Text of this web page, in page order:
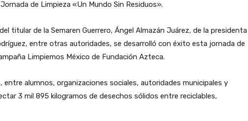
de Limpieza «Un Mundo Sin Residuos».
titular de la Semaren Guerrero, Ángel Almazán Juárez, de la presidenta
entre otras autoridades, se desarrolló con éxito esta jornada de
Limpiemos México de Fundación Azteca.
alumnos, organizaciones sociales, autoridades municipales y
3 mil 895 kilogramos de desechos sólidos entre reciclables,